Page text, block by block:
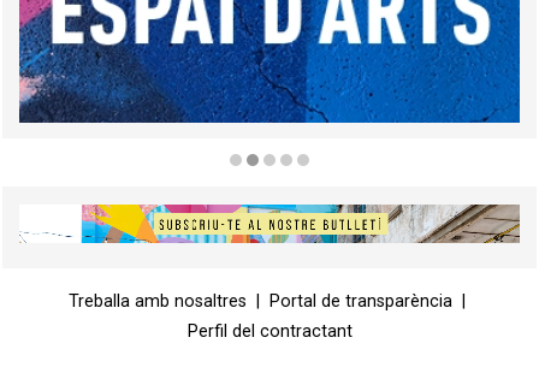
Treballa amb nosaltres
Portal de transparència
Perfil del contractant